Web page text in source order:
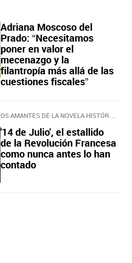
Adriana Moscoso del
Prado: “Necesitamos
poner en valor el
mecenazgo y la
filantropía más allá de las
cuestiones fiscales”
IMPRESCINDIBLE PARA LOS AMANTES DE LA NOVELA HISTÓRICA
'14 de Julio', el estallido
de la Revolución Francesa
como nunca antes lo han
contado